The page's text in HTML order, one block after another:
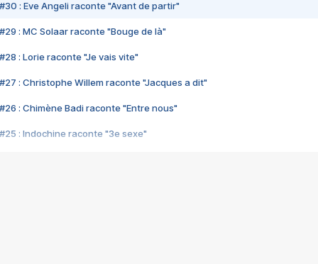
#30 : Eve Angeli raconte "Avant de partir"
#29 : MC Solaar raconte "Bouge de là"
#28 : Lorie raconte "Je vais vite"
#27 : Christophe Willem raconte "Jacques a dit"
#26 : Chimène Badi raconte "Entre nous"
#25 : Indochine raconte "3e sexe"